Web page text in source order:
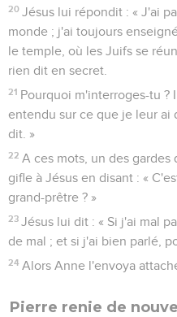
20 Jésus lui répondit : « J'ai
monde ; j'ai toujours
le temple, où les Juifs se
rien dit en secret.
21 Pourquoi m'interroges-tu ?
entendu sur ce que je leur ai
dit. »
22 A ces mots, un des
gifle à Jésus en disant : «
grand-prêtre ? »
23 Jésus lui dit : « Si j'ai mal
de mal ; et si j'ai bien parlé,
24 Alors Anne l'envoya
Pierre renie de